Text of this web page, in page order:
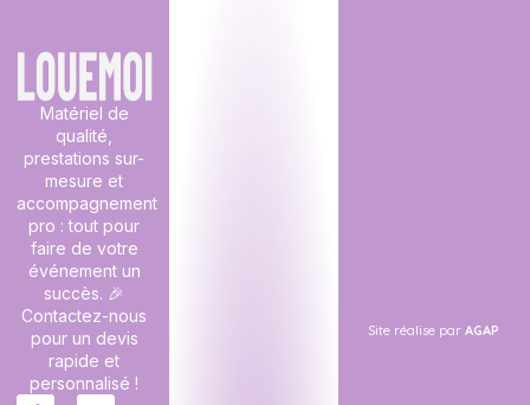
Matériel de
qualité,
prestations sur-
mesure et
accompagnement
pro : tout pour
faire de votre
événement un
succès. 🎉
Contactez-nous
pour un devis
rapide et
personnalisé !
Site réalise parAGAP